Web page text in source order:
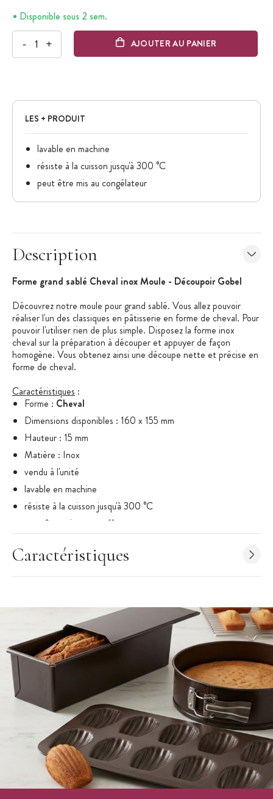
Disponible sous 2 sem.
- + AJOUTER AU PANIER
LES + PRODUIT
lavable en machine
résiste à la cuisson jusqu'à 300 °C
peut être mis au congélateur
Description
Forme grand sablé Cheval inox Moule - Découpoir Gobel
Découvrez notre moule pour grand sablé. Vous allez pouvoir
réaliser l'un des classiques en pâtisserie en forme de cheval. Pour
pouvoir l'utiliser rien de plus simple. Disposez la forme inox
cheval sur la préparation à découper et appuyer de façon
homogène. Vous obtenez ainsi une découpe nette et précise en
forme de cheval.
Caractéristiques :
Forme : Cheval
Dimensions disponibles : 160 x 155 mm
Hauteur : 15 mm
Matière : Inox
vendu à l'unité
lavable en machine
résiste à la cuisson jusqu'à 300 °C
peut être mis au congélateur
Caractéristiques